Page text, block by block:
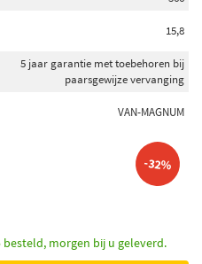
15,8
5 jaar garantie met toebehoren bij
paarsgewijze vervanging
VAN-MAGNUM
-32%
besteld, morgen bij u geleverd.